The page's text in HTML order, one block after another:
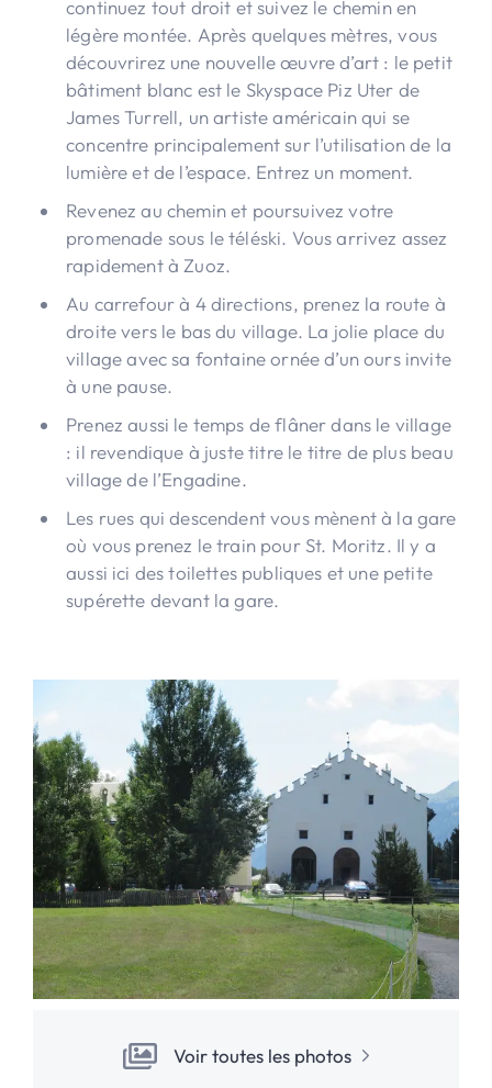
continuez tout droit et suivez le chemin en
légère montée. Après quelques mètres, vous
découvrirez une nouvelle œuvre d’art : le petit
bâtiment blanc est le Skyspace Piz Uter de
James Turrell, un artiste américain qui se
concentre principalement sur l’utilisation de la
lumière et de l’espace. Entrez un moment.
Revenez au chemin et poursuivez votre
promenade sous le téléski. Vous arrivez assez
rapidement à Zuoz.
Au carrefour à 4 directions, prenez la route à
droite vers le bas du village. La jolie place du
village avec sa fontaine ornée d’un ours invite
à une pause.
Prenez aussi le temps de flâner dans le village
: il revendique à juste titre le titre de plus beau
village de l’Engadine.
Les rues qui descendent vous mènent à la gare
où vous prenez le train pour St. Moritz. Il y a
aussi ici des toilettes publiques et une petite
supérette devant la gare.
Voir toutes les photos